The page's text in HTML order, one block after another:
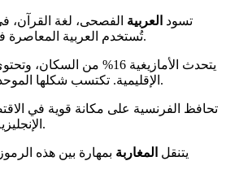
تسود العربية الفصحى، لغة القرآن،
تُستخدم العربية المعاصرة في التعليم ووسائل الإعلام.
يتحدث الأمازيغية 16% من
الإقليمية. تكتسب شكلها الموحد، الأمازيغ، اعترافًا متزايدًا.
تحافظ الفرنسية على مكانة قوية في
الإنجليزية أكثر أهمية بشكل متزايد.
يتنقل المغاربة بمهارة بين هذه